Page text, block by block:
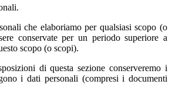
che elaboriamo per qualsiasi scopo (o
conservate per un periodo superiore a
scopo (o scopi).
di questa sezione conserveremo i
i dati personali (compresi i documenti